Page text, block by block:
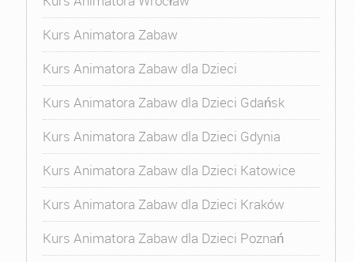
Kurs Animatora Zabaw
Kurs Animatora Zabaw dla Dzieci
Kurs Animatora Zabaw dla Dzieci Gdańsk
Kurs Animatora Zabaw dla Dzieci Gdynia
Kurs Animatora Zabaw dla Dzieci Katowice
Kurs Animatora Zabaw dla Dzieci Kraków
Kurs Animatora Zabaw dla Dzieci Poznań